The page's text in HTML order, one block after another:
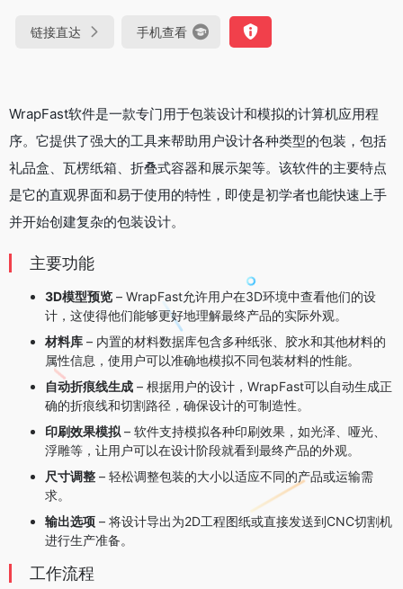
链接直达 手机查看
WrapFast软件是一款专门用于包装设计和模拟的计算机应用程
序。它提供了强大的工具来帮助用户设计各种类型的包装，包括
礼品盒、瓦楞纸箱、折叠式容器和展示架等。该软件的主要特点
是它的直观界面和易于使用的特性，即使是初学者也能快速上手
并开始创建复杂的包装设计。
主要功能
3D模型预览 – WrapFast允许用户在3D环境中查看他们的设
计，这使得他们能够更好地理解最终产品的实际外观。
材料库 – 内置的材料数据库包含多种纸张、胶水和其他材料的
属性信息，使用户可以准确地模拟不同包装材料的性能。
自动折痕线生成 – 根据用户的设计，WrapFast可以自动生成正
确的折痕线和切割路径，确保设计的可制造性。
印刷效果模拟 – 软件支持模拟各种印刷效果，如光泽、哑光、
浮雕等，让用户可以在设计阶段就看到最终产品的外观。
尺寸调整 – 轻松调整包装的大小以适应不同的产品或运输需
求。
输出选项 – 将设计导出为2D工程图纸或直接发送到CNC切割机
进行生产准备。
工作流程